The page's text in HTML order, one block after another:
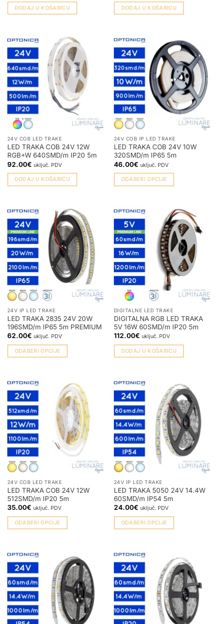
DODAJ U KOŠARICU DODAJ U KOŠARICU
24V COB LED TRAKE
LED TRAKA COB 24V 12W
RGB+W 640SMD/m IP20 5m
92.00€ uključ. PDV
DODAJ U KOŠARICU
24V COB IP LED TRAKE
LED TRAKA COB 24V 10W
320SMD/m IP65 5m
46.00€ uključ. PDV
ODABERI OPCIJE
ima
više
varijanti.
Opcije
se
mogu
odabrati
na
stranici
proizvoda
24V IP LED TRAKE
LED TRAKA 2835 24V 20W
196SMD/m IP65 5m PREMIUM
62.00€ uključ. PDV
ODABERI OPCIJE
ima
više
varijanti.
Opcije
se
mogu
odabrati
na
stranici
proizvoda
DIGITALNE LED TRAKE
DIGITALNA RGB LED TRAKA
5V 16W 60SMD/m IP20 5m
112.00€ uključ. PDV
DODAJ U KOŠARICU
24V COB LED TRAKE
LED TRAKA COB 24V 12W
512SMD/m IP20 5m
35.00€ uključ. PDV
ODABERI OPCIJE
ima
više
varijanti.
Opcije
se
mogu
odabrati
24V IP LED TRAKE
LED TRAKA 5050 24V 14.4W
60SMD/m IP54 5m
24.00€ uključ. PDV
ODABERI OPCIJE
ima
više
varijanti.
Opcije
se
mogu
odabrati